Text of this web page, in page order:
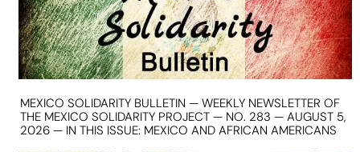
MEXICO SOLIDARITY BULLETIN — WEEKLY NEWSLETTER OF
THE MEXICO SOLIDARITY PROJECT — NO. 283 — AUGUST 5,
2026 — IN THIS ISSUE: MEXICO AND AFRICAN AMERICANS